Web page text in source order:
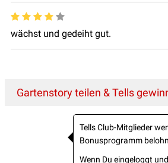
wächst und gedeiht gut.
Gartenstory teilen & Tells
Tells Club-Mitglieder
Bonusprogramm
Wenn Du eingeloggt